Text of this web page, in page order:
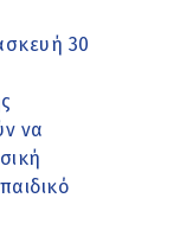
30
να